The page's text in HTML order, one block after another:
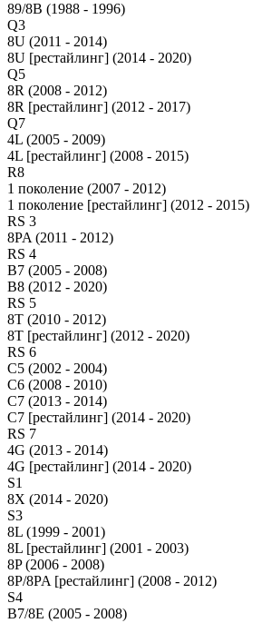
89/8B (1988 - 1996)
Q3
8U (2011 - 2014)
8U [рестайлинг] (2014 - 2020)
Q5
8R (2008 - 2012)
8R [рестайлинг] (2012 - 2017)
Q7
4L (2005 - 2009)
4L [рестайлинг] (2008 - 2015)
R8
1 поколение (2007 - 2012)
1 поколение [рестайлинг] (2012 - 2015)
RS 3
8PA (2011 - 2012)
RS 4
B7 (2005 - 2008)
B8 (2012 - 2020)
RS 5
8T (2010 - 2012)
8T [рестайлинг] (2012 - 2020)
RS 6
C5 (2002 - 2004)
C6 (2008 - 2010)
C7 (2013 - 2014)
C7 [рестайлинг] (2014 - 2020)
RS 7
4G (2013 - 2014)
4G [рестайлинг] (2014 - 2020)
S1
8X (2014 - 2020)
S3
8L (1999 - 2001)
8L [рестайлинг] (2001 - 2003)
8P (2006 - 2008)
8P/8PA [рестайлинг] (2008 - 2012)
S4
B7/8E (2005 - 2008)